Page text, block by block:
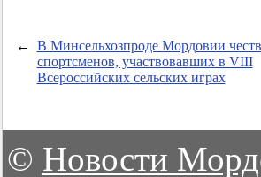
←
В Минсельхозпроде Мордовии
спортсменов, участвовавших в VIII
Всероссийских сельских играх
© Новости